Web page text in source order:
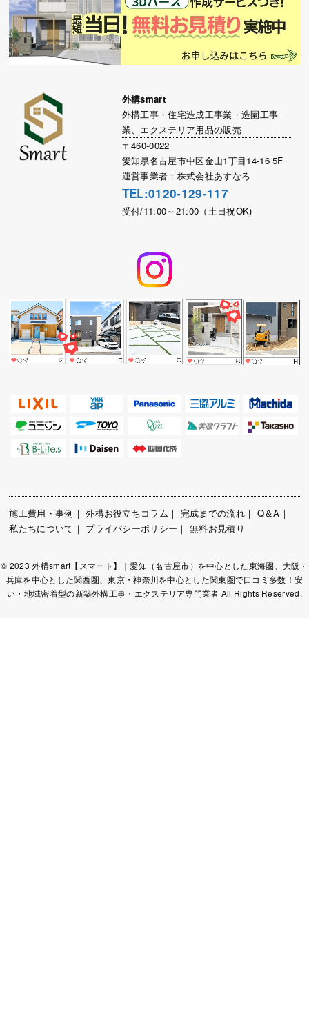
外構smart
外構工事・住宅造成工事業・造園工事
業、エクステリア用品の販売
〒460-0022
愛知県名古屋市中区金山1丁目14-16 5F
運営事業者：株式会社あすなろ
TEL:0120-129-117
受付/11:00～21:00（土日祝OK)
施工費用・事例 ｜外構お役立ちコラム ｜ 完成までの流れ ｜ Q＆A ｜
私たちについて ｜ プライバシーポリシー ｜無料お見積り
© 2023 外構smart【スマート】｜愛知（名古屋市）を中心とした東海圏、大阪・
兵庫を中心とした関西圏、東京・神奈川を中心とした関東圏で口コミ多数！安
い・地域密着型の新築外構工事・エクステリア専門業者 All Rights Reserved.